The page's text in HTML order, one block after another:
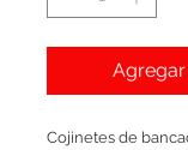
Cojinetes de